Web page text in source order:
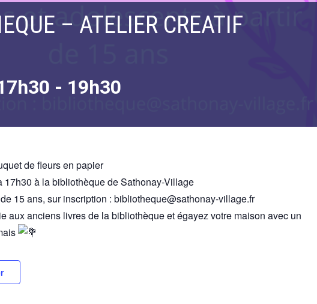
– ATELIER CREATIF
- 19h30
de fleurs en papier
17h30 à la bibliothèque de Sathonay-Village
15 ans, sur inscription : bibliotheque@sathonay-village.fr
aux anciens livres de la bibliothèque et égayez votre maison avec un